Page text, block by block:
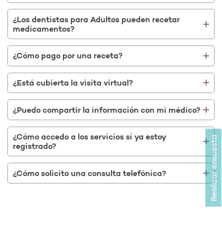
Abrir como una nueva ventana para la encuesta
Realizar encuesta
¿Los dentistas para Adultos pueden recetar
medicamentos?
¿Cómo pago por una receta?
¿Está cubierta la visita virtual?
¿Puedo compartir la información con mi médico?
¿Cómo accedo a los servicios si ya estoy
registrado?
¿Cómo solicito una consulta telefónica?